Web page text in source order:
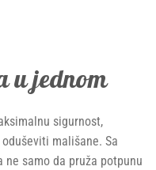
u jednom
sigurnost,
mališane. Sa
ne samo da pruža potpunu